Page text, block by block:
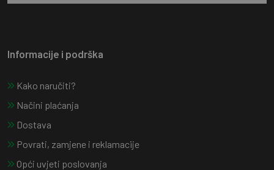
Informacije i podrška
Kako naručiti?
Načini plaćanja
Dostava
Povrati, zamjene i reklamacije
Opći uvjeti poslovanja